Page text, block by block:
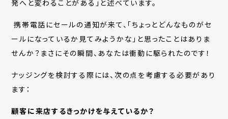
発へと変わることがある」と述べています。
携帯電話にセールの通知が来て、「ちょっとどんなものがセ
ールになっているか見てみようかな」と思ったことはありま
せんか？まさにその瞬間、あなたは衝動に駆られたのです！
ナッジングを検討する際には、次の点を考慮する必要があり
ます：
顧客に来店するきっかけを与えているか？